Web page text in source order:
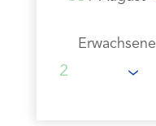
Erwachsene